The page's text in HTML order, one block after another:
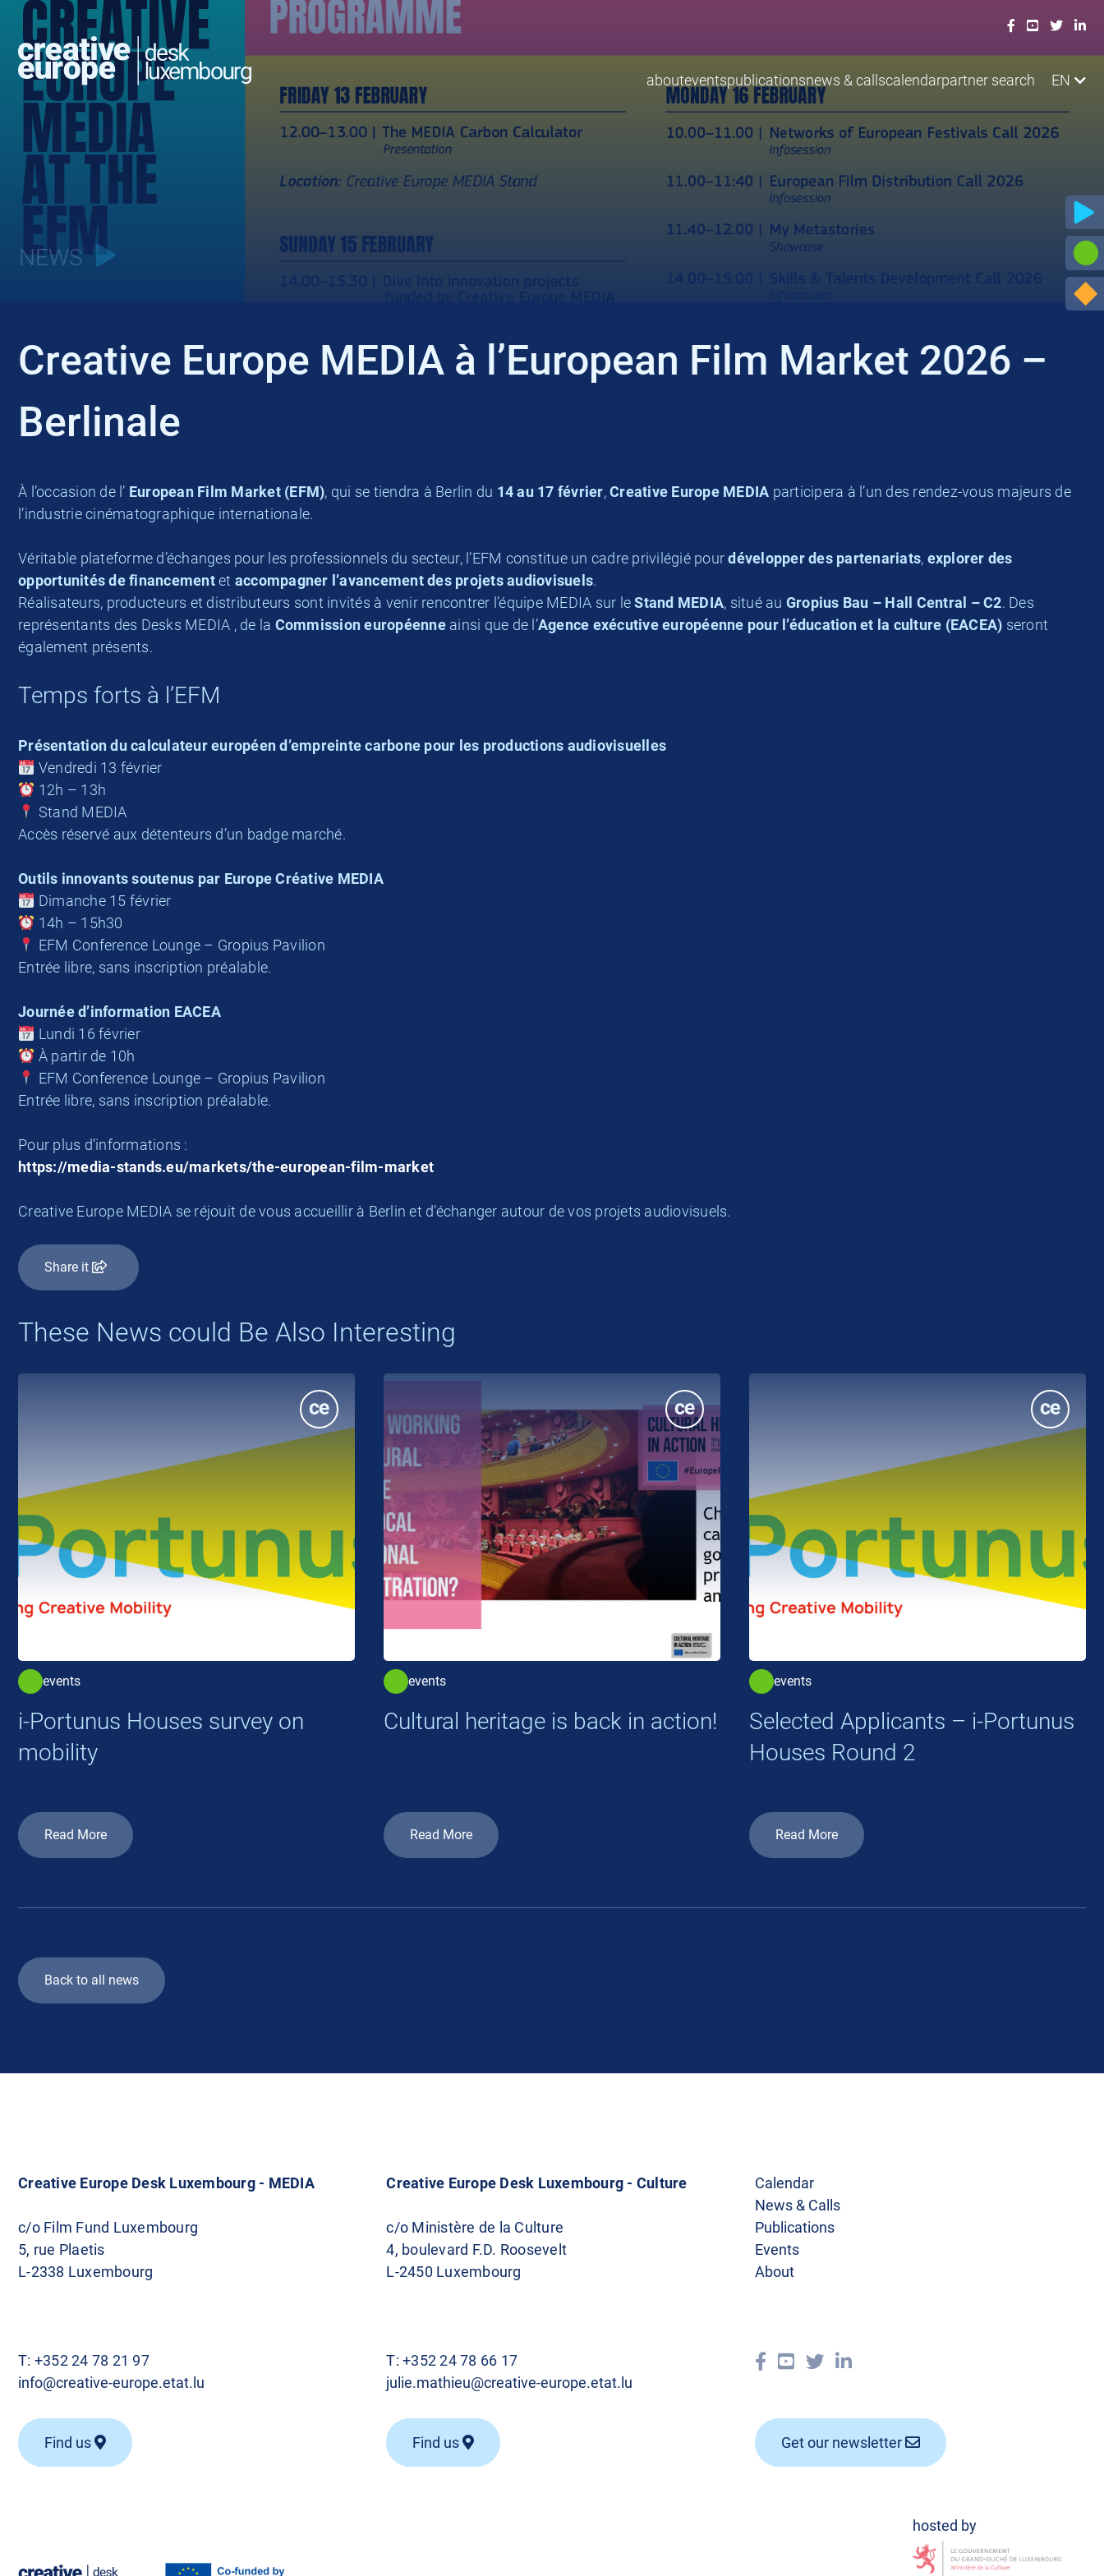
abouteventspublicationsnews & callscalendarpartner search EN
NEWS
Creative Europe MEDIA à l’European Film Market 2026 –
Berlinale
À l’occasion de l’ European Film Market (EFM), qui se tiendra à Berlin du 14 au 17 février,Creative Europe MEDIA participera à l’un des rendez-vous majeurs de
l’industrie cinématographique internationale.
Véritable plateforme d’échanges pour les professionnels du secteur, l’EFM constitue un cadre privilégié pourdévelopper des partenariats, explorer des
opportunités de financementet accompagner l’avancement des projets audiovisuels.
Réalisateurs, producteurs et distributeurs sont invités à venir rencontrer l’équipe MEDIA sur leStand MEDIA, situé au Gropius Bau – Hall Central – C2. Des
représentants des Desks MEDIA , de la Commission européenneainsi que de l’Agence exécutive européenne pour l’éducation et la culture (EACEA) seront
également présents.
Temps forts à l’EFM
Présentation du calculateur européen d’empreinte carbone pour les productions audiovisuelles
Vendredi 13 février
12h – 13h
Stand MEDIA
Accès réservé aux détenteurs d’un badge marché.
Outils innovants soutenus par Europe Créative MEDIA
Dimanche 15 février
14h – 15h30
EFM Conference Lounge – Gropius Pavilion
Entrée libre, sans inscription préalable.
Journée d’information EACEA
Lundi 16 février
À partir de 10h
EFM Conference Lounge – Gropius Pavilion
Entrée libre, sans inscription préalable.
Pour plus d’informations :
https://media-stands.eu/markets/the-european-film-market
Creative Europe MEDIA se réjouit de vous accueillir à Berlin et d’échanger autour de vos projets audiovisuels.
Share it
These News could Be Also Interesting
events
i-Portunus Houses survey on
mobility
Read More
events
Cultural heritage is back in action!
Read More
events
Selected Applicants – i-Portunus
Houses Round 2
Read More
Back to all news
Creative Europe Desk Luxembourg - MEDIA
c/o Film Fund Luxembourg
5, rue Plaetis
L-2338 Luxembourg
T: +352 24 78 21 97
info@creative-europe.etat.lu
Find us
Creative Europe Desk Luxembourg - Culture
c/o Ministère de la Culture
4, boulevard F.D. Roosevelt
L-2450 Luxembourg
T:+352 24 78 66 17
julie.mathieu@creative-europe.etat.lu
Find us
Calendar
News & Calls
Publications
Events
About
Get our newsletter